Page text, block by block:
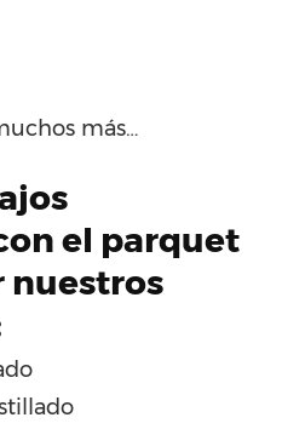
más…
el parquet
nuestros